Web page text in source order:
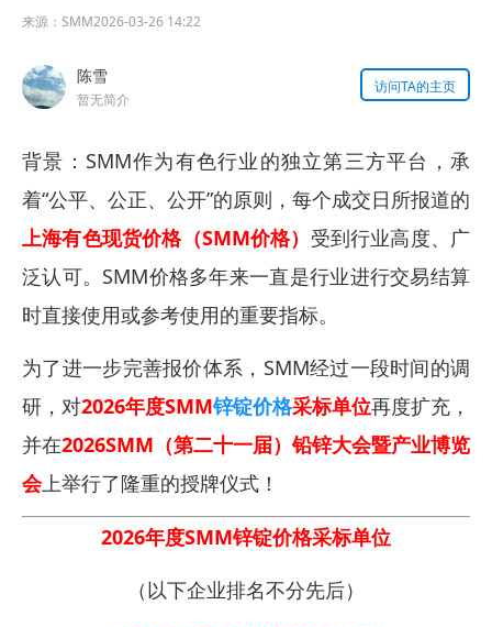
来源： SMM2026-03-26 14:22
陈雪
暂无简介
访问TA的主页
背景：SMM作为有色行业的独立第三方平台，承
着“公平、公正、公开”的原则，每个成交日所报道的
上海有色现货价格（SMM价格） 受到行业高度、广
泛认可。SMM价格多年来一直是行业进行交易结算
时直接使用或参考使用的重要指标。
为了进一步完善报价体系，SMM经过一段时间的调
研，对2026年度SMM锌锭价格采标单位再度扩充，
并在2026SMM（第二十一届）铅锌大会暨产业博览
会上举行了隆重的授牌仪式！
2026年度SMM锌锭价格采标单位
（以下企业排名不分先后）